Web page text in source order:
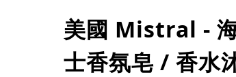
美國 Mistral -
士香氛皂 / 香水